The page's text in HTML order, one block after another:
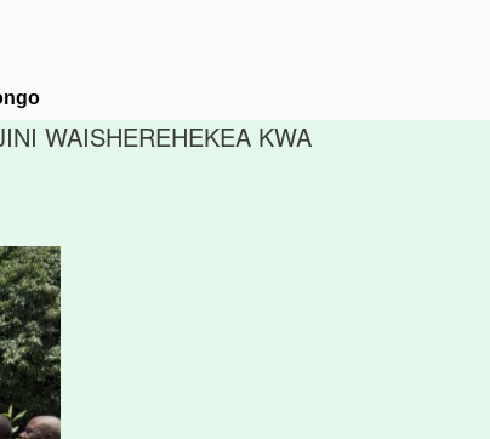
WAISHEREHEKEA KWA